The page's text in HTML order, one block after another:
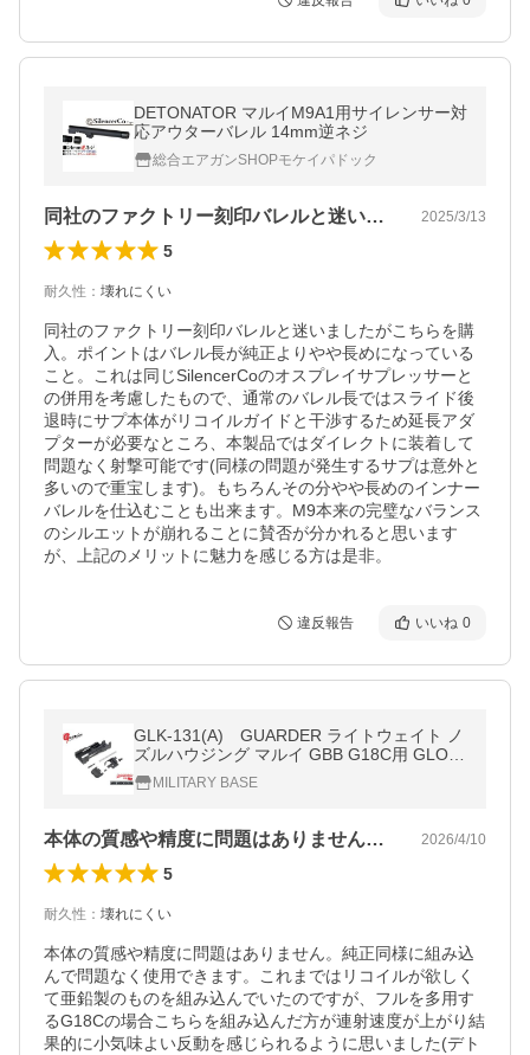
DETONATOR マルイM9A1用サイレンサー対
応アウターバレル 14mm逆ネジ
総合エアガンSHOPモケイパドック
同社のファクトリー刻印バレルと迷いまし… 2025/3/13
5
耐久性 ： 壊れにくい
同社のファクトリー刻印バレルと迷いましたがこちらを購
入。ポイントはバレル長が純正よりやや長めになっている
こと。これは同じSilencerCoのオスプレイサプレッサーと
の併用を考慮したもので、通常のバレル長ではスライド後
退時にサプ本体がリコイルガイドと干渉するため延長アダ
プターが必要なところ、本製品ではダイレクトに装着して
問題なく射撃可能です(同様の問題が発生するサプは意外と
多いので重宝します)。もちろんその分やや長めのインナー
バレルを仕込むことも出来ます。M9本来の完璧なバランス
のシルエットが崩れることに賛否が分かれると思います
が、上記のメリットに魅力を感じる方は是非。
違反報告 いいね 0
GLK-131(A) GUARDER ライトウェイト ノ
ズルハウジング マルイ GBB G18C用 GLOC
K-131(A)
MILITARY BASE
本体の質感や精度に問題はありません。純… 2026/4/10
5
耐久性 ： 壊れにくい
本体の質感や精度に問題はありません。純正同様に組み込
んで問題なく使用できます。これまではリコイルが欲しく
て亜鉛製のものを組み込んでいたのですが、フルを多用す
るG18Cの場合こちらを組み込んだ方が連射速度が上がり結
果的に小気味よい反動を感じられるように思いました(デト